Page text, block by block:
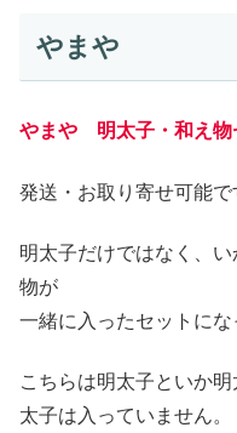
やまや
やまや 明太子・和え
発送・お取り寄せ可能で
明太子だけではなく、
物が
一緒に入ったセットにな
こちらは明太子といか
太子は入っていません。